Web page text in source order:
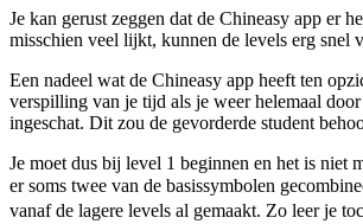
Je kan gerust zeggen dat de Chineasy app er
misschien veel lijkt, kunnen de levels erg snel
Een nadeel wat de Chineasy app heeft ten
verspilling van je tijd als je weer helemaal
ingeschat. Dit zou de gevorderde student
Je moet dus bij level 1 beginnen en het is niet
er soms twee van de basissymbolen
vanaf de lagere levels al gemaakt. Zo leer je